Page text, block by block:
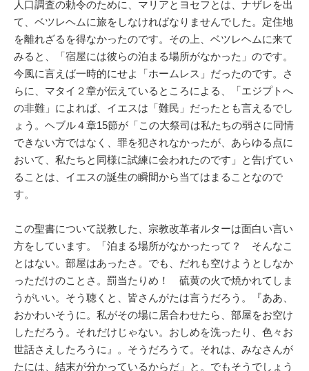
人口調査の勅令のために、マリアとヨセフとは、ナザレを出
て、ベツレヘムに旅をしなければなりませんでした。定住地
を離れざるを得なかったのです。その上、ベツレヘムに来て
みると、「宿屋には彼らの泊まる場所がなかった」のです。
今風に言えば一時的にせよ「ホームレス」だったのです。さ
らに、マタイ２章が伝えているところによる、「エジプトへ
の非難」によれば、イエスは「難民」だったとも言えるでし
ょう。ヘブル４章15節が「この大祭司は私たちの弱さに同情
できない方ではなく、罪を犯されなかったが、あらゆる点に
おいて、私たちと同様に試練に会われたのです」と告げてい
ることは、イエスの誕生の瞬間から当てはまることなので
す。
この聖書について説教した、宗教改革者ルターは面白い言い
方をしています。「泊まる場所がなかったって？ そんなこ
とはない。部屋はあったさ。でも、だれも空けようとしなか
っただけのことさ。罰当たりめ！ 硫黄の火で焼かれてしま
うがいい。そう聴くと、皆さんがたは言うだろう。『ああ、
おかわいそうに。私がその場に居合わせたら、部屋をお空け
しただろう。それだけじゃない。おしめを洗ったり、色々お
世話さえしたろうに』。そうだろうて。それは、みなさんが
たには、結末が分かっているからだ」と。でもそうでしょう